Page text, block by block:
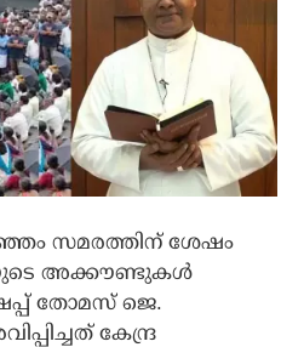
സമരത്തിന് ശേഷം
അക്കൗണ്ടുകള്‍
തോമസ് ജെ.
കേന്ദ്ര